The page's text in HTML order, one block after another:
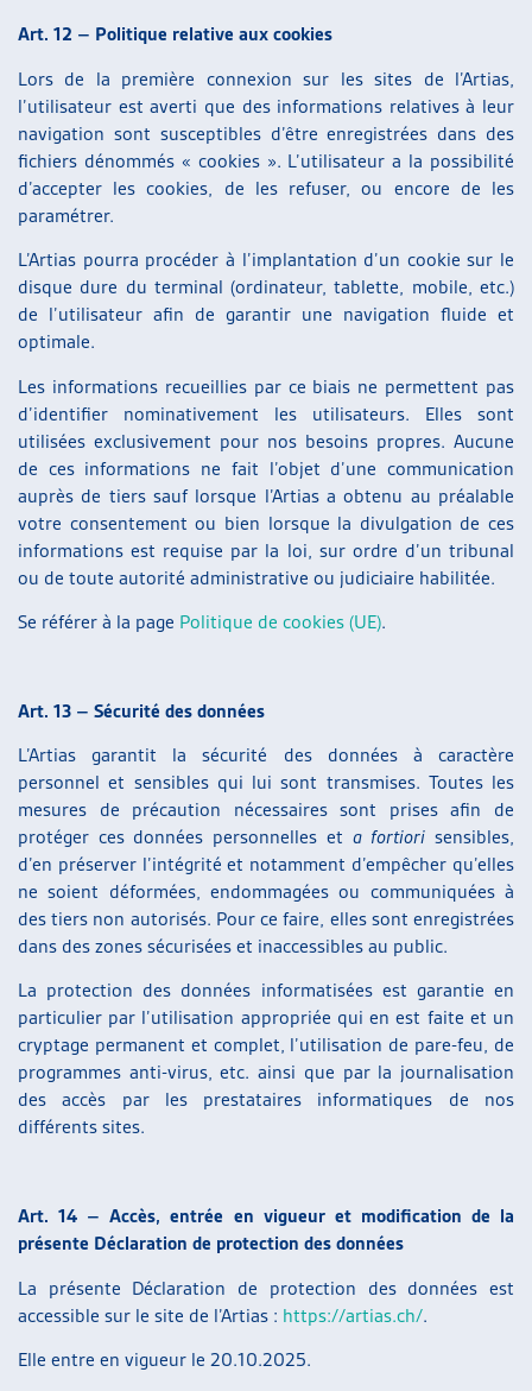
Art. 12 – Politique relative aux cookies
Lors de la première connexion sur les sites de l’Artias,
l’utilisateur est averti que des informations relatives à leur
navigation sont susceptibles d’être enregistrées dans des
fichiers dénommés « cookies ». L’utilisateur a la possibilité
d’accepter les cookies, de les refuser, ou encore de les
paramétrer.
L’Artias pourra procéder à l’implantation d’un cookie sur le
disque dure du terminal (ordinateur, tablette, mobile, etc.)
de l’utilisateur afin de garantir une navigation fluide et
optimale.
Les informations recueillies par ce biais ne permettent pas
d’identifier nominativement les utilisateurs. Elles sont
utilisées exclusivement pour nos besoins propres. Aucune
de ces informations ne fait l’objet d’une communication
auprès de tiers sauf lorsque l’Artias a obtenu au préalable
votre consentement ou bien lorsque la divulgation de ces
informations est requise par la loi, sur ordre d’un tribunal
ou de toute autorité administrative ou judiciaire habilitée.
Se référer à la page Politique de cookies (UE).
Art. 13 – Sécurité des données
L’Artias garantit la sécurité des données à caractère
personnel et sensibles qui lui sont transmises. Toutes les
mesures de précaution nécessaires sont prises afin de
protéger ces données personnelles et a fortiori sensibles,
d’en préserver l’intégrité et notamment d’empêcher qu’elles
ne soient déformées, endommagées ou communiquées à
des tiers non autorisés. Pour ce faire, elles sont enregistrées
dans des zones sécurisées et inaccessibles au public.
La protection des données informatisées est garantie en
particulier par l’utilisation appropriée qui en est faite et un
cryptage permanent et complet, l’utilisation de pare-feu, de
programmes anti-virus, etc. ainsi que par la journalisation
des accès par les prestataires informatiques de nos
différents sites.
Art. 14 – Accès, entrée en vigueur et modification de la
présente Déclaration de protection des données
La présente Déclaration de protection des données est
accessible sur le site de l’Artias : https://artias.ch/.
Elle entre en vigueur le 20.10.2025.